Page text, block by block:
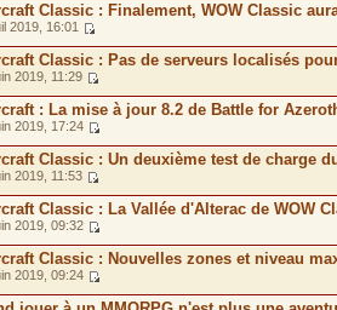
Classic : Finalement, WOW Classic
2019, 16:01
Classic : Pas de serveurs localisés
2019, 11:29
: La mise à jour 8.2 de Battle for
2019, 17:24
Classic : Un deuxième test de charge
2019, 11:53
Classic : La Vallée d'Alterac de WOW
2019, 09:32
Classic : Nouvelles zones et niveau
2019, 09:24